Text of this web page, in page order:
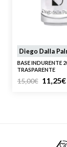
Diego Dalla
BASE INDURENTE
TRASPARENTE
15,00€ 11,25€